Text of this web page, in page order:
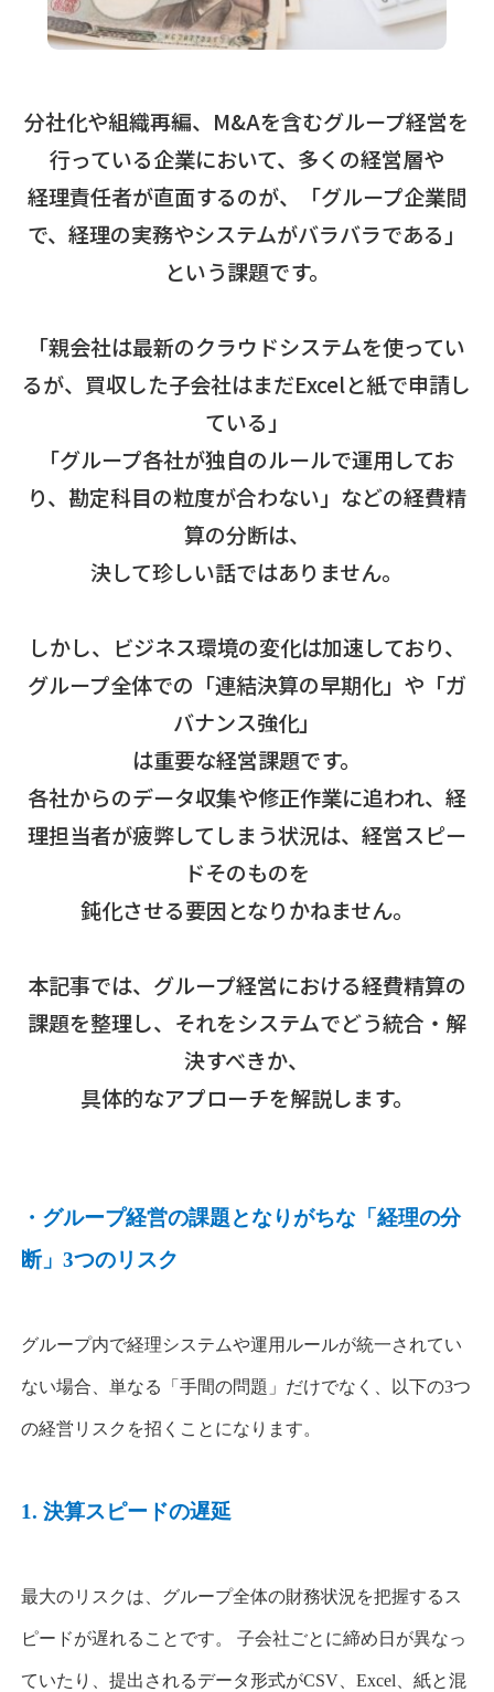
分社化や組織再編、M&Aを含むグループ経営を
行っている企業において、多くの経営層や
経理責任者が直面するのが、
「グループ企業間
で、経理の実務やシステムがバラバラである」
という課題です。
「親会社は最新のクラウドシステムを使ってい
るが、買収した子会社はまだExcelと紙で申請し
ている」
「グループ各社が独自のルールで運用してお
り、勘定科目の粒度が合わない」などの経費精
算の分断は、
決して珍しい話ではありません。
しかし、ビジネス環境の変化は加速しており、
グループ全体での「連結決算の早期化」や「ガ
バナンス強化」
は重要な経営課題です。
各社からのデータ収集や修正作業に追われ、経
理担当者が疲弊してしまう状況は、経営スピー
ドそのものを
鈍化させる要因となりかねません。
本記事では、グループ経営における経費精算の
課題を整理し、それをシステムでどう統合・解
決すべきか、
具体的なアプローチを解説します。
・ グループ経営の課題となりがちな 「経理の分
断」3つのリスク
グループ内で経理システムや運用ルールが統一されてい
ない場合、単なる「手間の問題」だけでなく、以下の3つ
の経営リスクを招くことになります。
1.決算スピードの遅延
最大のリスクは、グループ全体の財務状況を把握するス
ピードが遅れることです。 子会社ごとに締め日が異なっ
ていたり、提出されるデータ形式がCSV、Excel、紙と混